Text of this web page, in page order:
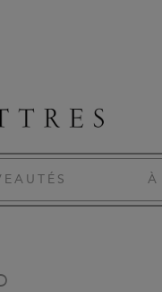
À